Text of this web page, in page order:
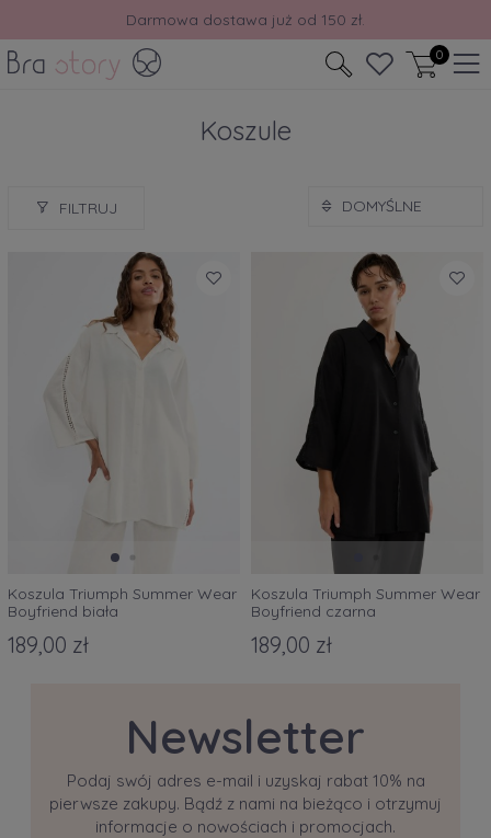
Darmowa dostawa już od 150 zł.
0
Koszule
FILTRUJ
Koszula Triumph Summer Wear
Boyfriend biała
189,00 zł
Koszula Triumph Summer Wear
Boyfriend czarna
189,00 zł
Newsletter
Podaj swój adres e-mail i uzyskaj rabat 10% na
pierwsze zakupy. Bądź z nami na bieżąco i otrzymuj
informacje o nowościach i promocjach.